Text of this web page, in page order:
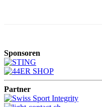
Sponsoren
Partner